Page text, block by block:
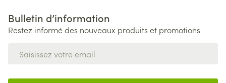
Bulletin d’information
Restez informé des nouveaux produits et promotions